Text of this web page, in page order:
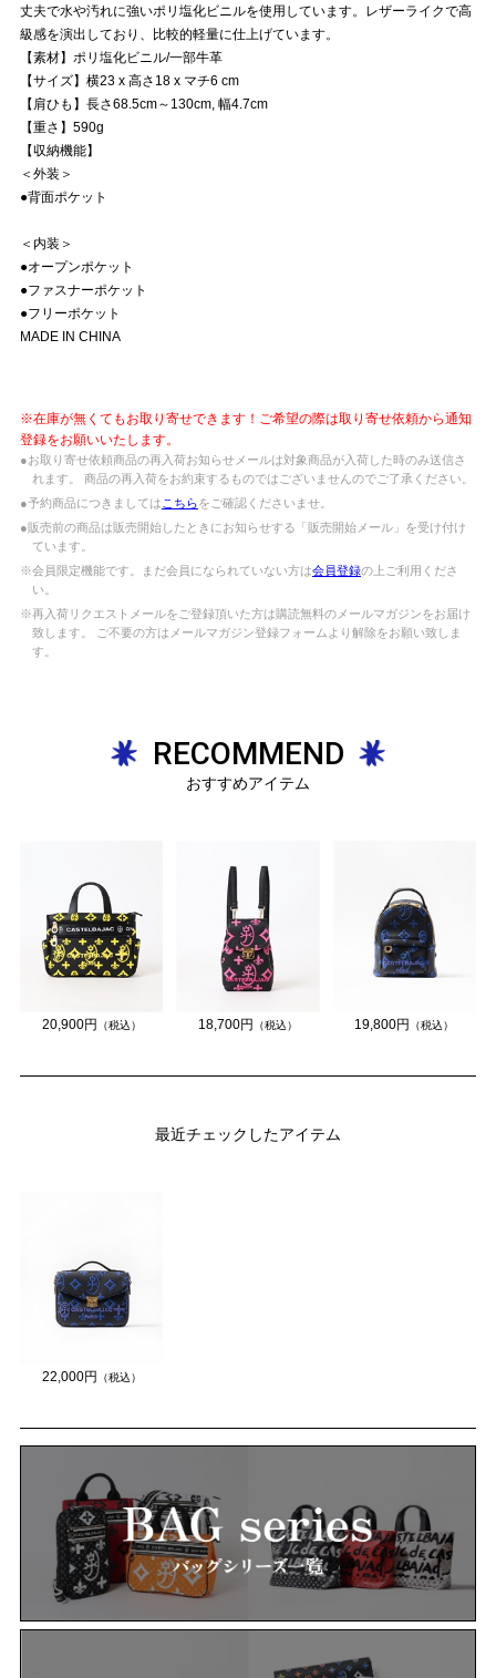
丈夫で水や汚れに強いポリ塩化ビニルを使用しています。レザーライクで高
級感を演出しており、比較的軽量に仕上げています。
【素材】ポリ塩化ビニル/一部牛革
【サイズ】横23 x 高さ18 x マチ6 cm
【肩ひも】長さ68.5cm～130cm, 幅4.7cm
【重さ】590g
【収納機能】
＜外装＞
●背面ポケット
＜内装＞
●オープンポケット
●ファスナーポケット
●フリーポケット
MADE IN CHINA
※在庫が無くてもお取り寄せできます！ご希望の際は取り寄せ依頼から通知
登録をお願いいたします。
●お取り寄せ依頼商品の再入荷お知らせメールは対象商品が入荷した時のみ送信さ
れます。 商品の再入荷をお約束するものではございませんのでご了承ください。
●予約商品につきましては こちらをご確認くださいませ。
●販売前の商品は販売開始したときにお知らせする「販売開始メール」を受け付け
ています。
※会員限定機能です。まだ会員になられていない方は会員登録の上ご利用くださ
い。
※再入荷リクエストメールをご登録頂いた方は購読無料のメールマガジンをお届け
致します。 ご不要の方はメールマガジン登録フォームより解除をお願い致しま
す。
RECOMMEND
おすすめアイテム
20,900円 （税込） 18,700円 （税込） 19,800円 （税込）
最近チェックしたアイテム
22,000円 （税込）